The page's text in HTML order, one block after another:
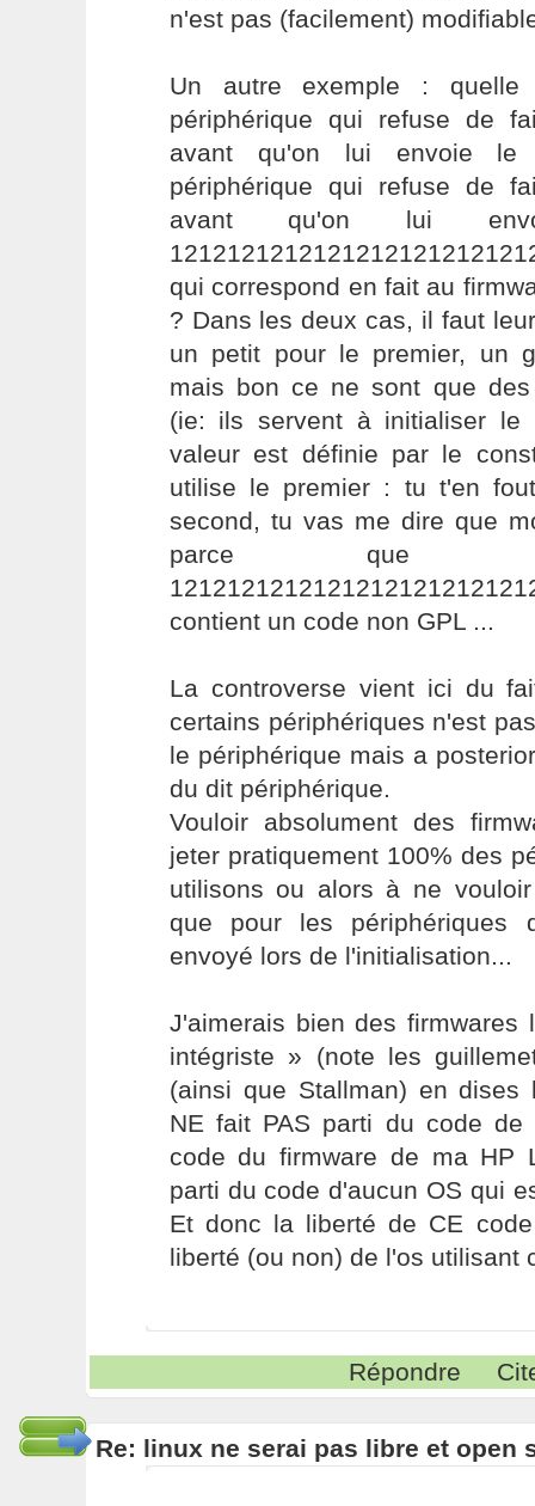
n'est pas (facilement)
Un autre exemple : quelle
périphérique qui refuse de
avant qu'on lui envoie
périphérique qui refuse de
avant qu'on lui
qui correspond en fait au
? Dans les deux cas, il faut
un petit pour le premier, un
mais bon ce ne sont que des
(ie: ils servent à initialiser le
valeur est définie par le
utilise le premier : tu t'en
second, tu vas me dire que
parce que
contient un code non GPL ...
La controverse vient ici du
certains périphériques n'est
le périphérique mais a
du dit périphérique.
Vouloir absolument des
jeter pratiquement 100% des
utilisons ou alors à ne
que pour les périphériques
envoyé lors de l'initialisation...
J'aimerais bien des firmwares
intégriste » (note les
(ainsi que Stallman) en dises
NE fait PAS parti du code
code du firmware de ma HP
parti du code d'aucun OS qui
Et donc la liberté de CE
liberté (ou non) de l'os utilisant
Répondre
Re: linux ne serai pas libre et open